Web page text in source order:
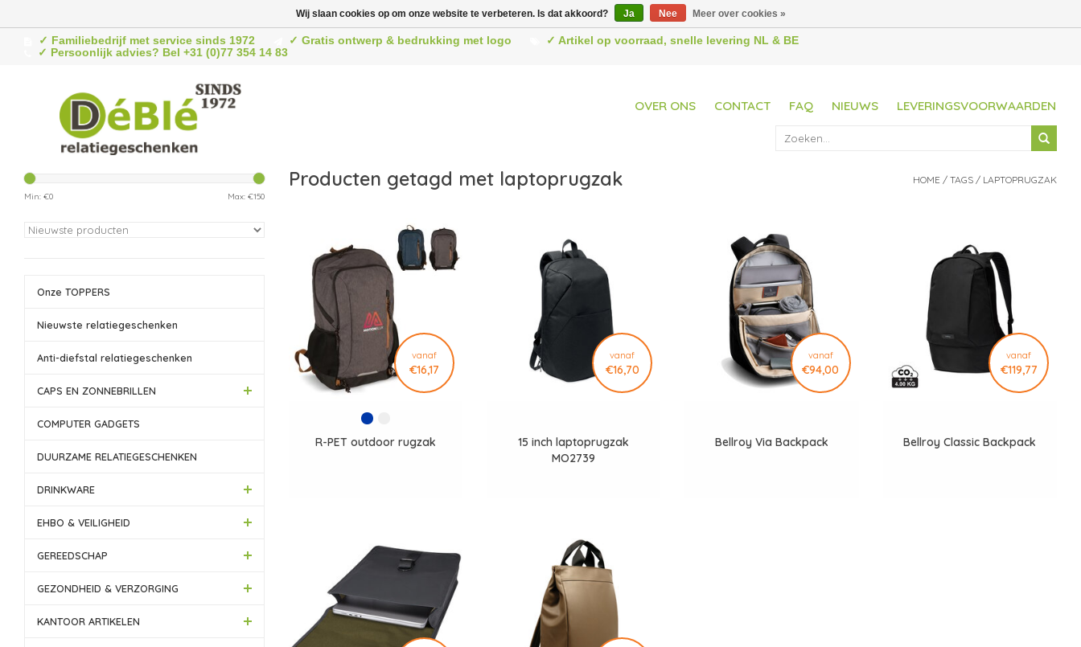
✓ Familiebedrijf met service sinds 1972 ✓ Gratis ontwerp & bedrukking met logo
✓ Artikel op voorraad, snelle levering NL & BE
✓ Persoonlijk advies? Bel +31 (0)77 354 14 83
OVER ONS CONTACT FAQ NIEUWS LEVERINGSVOORWAARDEN
Min: €0 Max: €150
Onze TOPPERS
Nieuwste relatiegeschenken
Anti-diefstal relatiegeschenken
CAPS EN ZONNEBRILLEN
COMPUTER GADGETS
DUURZAME RELATIEGESCHENKEN
DRINKWARE
EHBO & VEILIGHEID
GEREEDSCHAP
GEZONDHEID & VERZORGING
KANTOOR ARTIKELEN
Producten getagd met laptoprugzak HOME / TAGS / LAPTOPRUGZAK
vanaf
€16,17
R-PET outdoor rugzak
vanaf
€16,70
15 inch laptoprugzak
MO2739
vanaf
€94,00
Bellroy Via Backpack
vanaf
€119,77
Bellroy Classic Backpack
Wij slaan cookies op om onze website te verbeteren. Is dat akkoord? Ja Nee Meer over cookies »